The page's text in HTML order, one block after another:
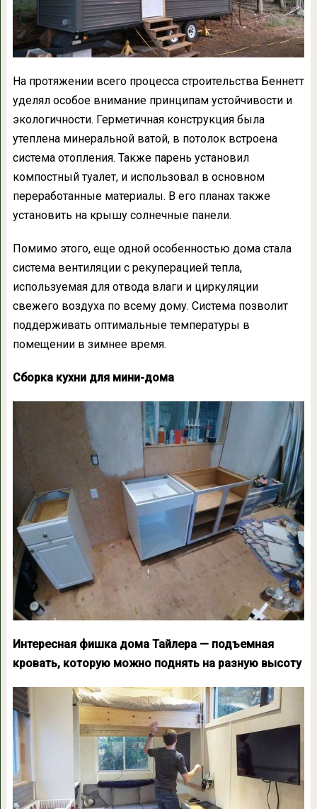
На протяжении всего процесса строительства Беннетт
уделял особое внимание принципам устойчивости и
экологичности. Герметичная конструкция была
утеплена минеральной ватой, в потолок встроена
система отопления. Также парень установил
компостный туалет, и использовал в основном
переработанные материалы. В его планах также
установить на крышу солнечные панели.
Помимо этого, еще одной особенностью дома стала
система вентиляции с рекуперацией тепла,
используемая для отвода влаги и циркуляции
свежего воздуха по всему дому. Система позволит
поддерживать оптимальные температуры в
помещении в зимнее время.
Сборка кухни для мини-дома
Интересная фишка дома Тайлера — подъемная
кровать, которую можно поднять на разную высоту